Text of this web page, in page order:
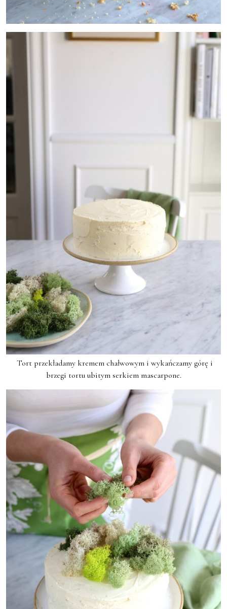
Tort przekładamy kremem chałwowym i wykańczamy górę i
brzegi tortu ubitym serkiem mascarpone.